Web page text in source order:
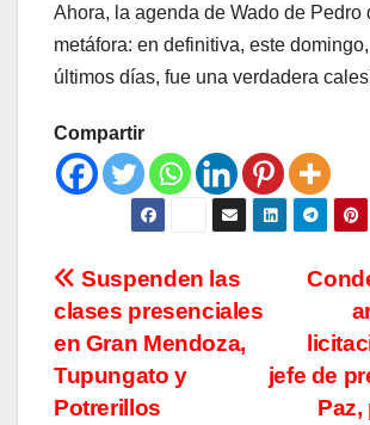
Ahora, la agenda de Wado de Pedro
metáfora: en definitiva, este
últimos días, fue una verdadera
Compartir
Navegación
de
entradas
jefe de
Paz,
Suspenden las
clases presenciales
en Gran Mendoza,
Tupungato y
Potrerillos